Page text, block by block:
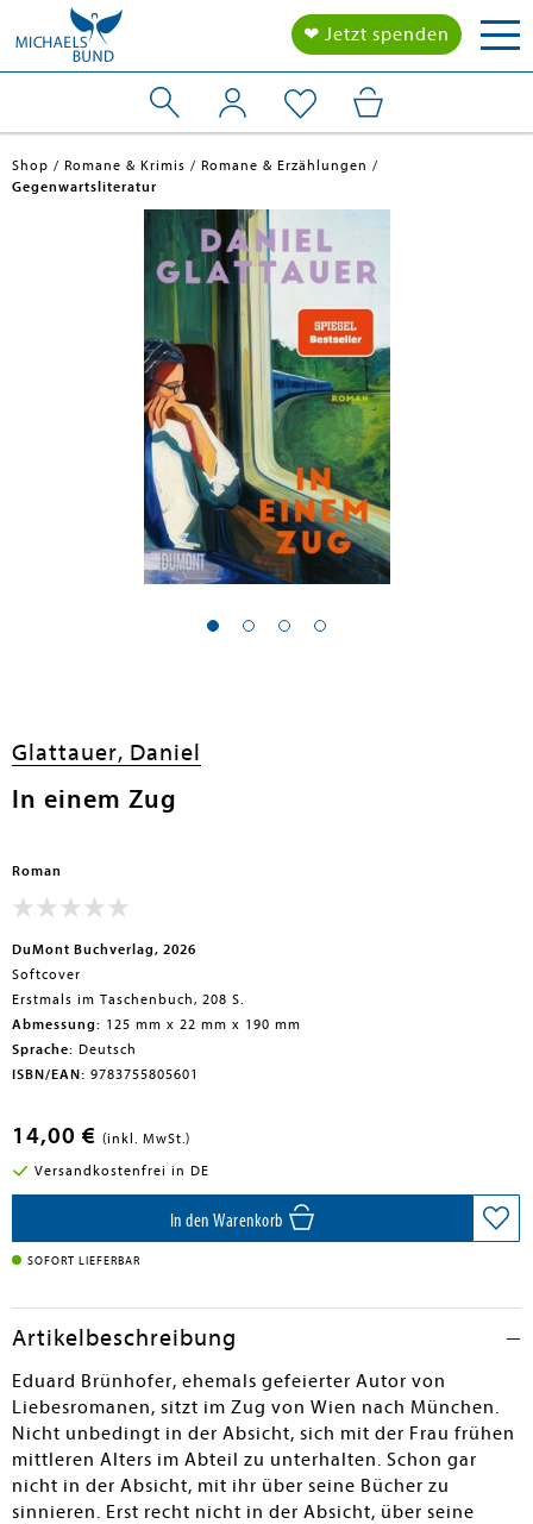
❤ Jetzt spenden
Shop Romane & Krimis
Romane & Erzählungen
Gegenwartsliteratur
Glattauer, Daniel
In einem Zug
Roman
DuMont Buchverlag, 2026
Softcover
Erstmals im Taschenbuch, 208 S.
Abmessung: 125 mm x 22 mm x 190 mm
Sprache: Deutsch
ISBN/EAN: 9783755805601
14,00 € (inkl. MwSt.)
Versandkostenfrei in DE
In den Warenkorb
SOFORT LIEFERBAR
Artikelbeschreibung
Eduard Brünhofer, ehemals gefeierter Autor von
Liebesromanen, sitzt im Zug von Wien nach München.
Nicht unbedingt in der Absicht, sich mit der Frau frühen
mittleren Alters im Abteil zu unterhalten. Schon gar
nicht in der Absicht, mit ihr über seine Bücher zu
sinnieren. Erst recht nicht in der Absicht, über seine